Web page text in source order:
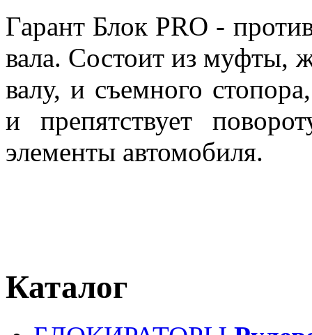
Гарант Блок PRO -
вала. Состоит из муфты,
валу, и съемного
и препятствует
элементы автомобиля.
Каталог